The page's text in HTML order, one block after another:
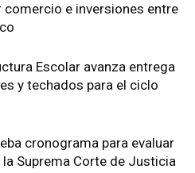
e inversiones entre
Escolar avanza entrega
y techados para el ciclo
cronograma para evaluar
la Suprema Corte de Justicia